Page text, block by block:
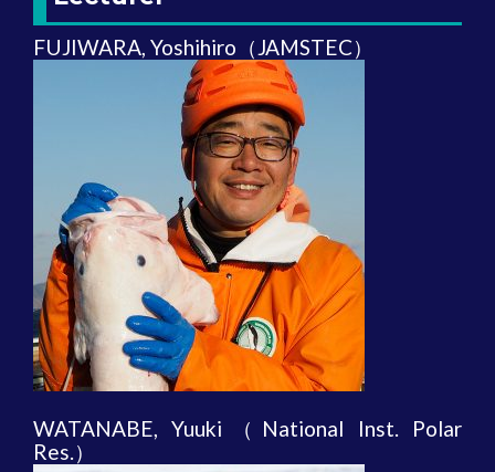
FUJIWARA, Yoshihiro（JAMSTEC）
WATANABE, Yuuki（National Inst. Polar
Res.）